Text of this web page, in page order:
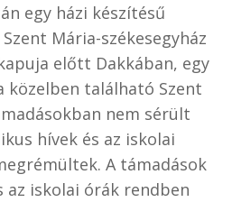
egy házi készítésű
Mária-székesegyház
előtt Dakkában, egy
közelben található Szent
nem sérült
hívek és az iskolai
A támadások
az iskolai órák rendben